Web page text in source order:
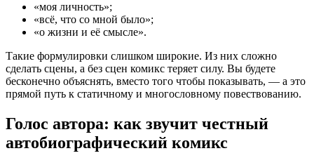
«моя личность»;
«всё, что со мной было»;
«о жизни и её смысле».
Такие формулировки слишком широкие. Из них сложно
сделать сцены, а без сцен комикс теряет силу. Вы будете
бесконечно объяснять, вместо того чтобы показывать, — а это
прямой путь к статичному и многословному повествованию.
Голос автора: как звучит честный
автобиографический комикс